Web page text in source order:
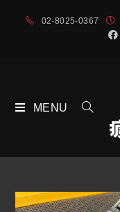
02-8025-0367
MENU